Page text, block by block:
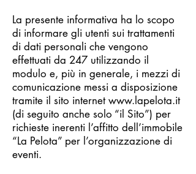
La presente informativa ha lo scopo
di informare gli utenti sui trattamenti
di dati personali che vengono
effettuati da 247 utilizzando il
modulo e, più in generale, i mezzi di
comunicazione messi a disposizione
tramite il sito internetwww.lapelota.it
(di seguito anche solo “il Sito”) per
richieste inerenti l’affitto dell’immobile
“La Pelota” per l’organizzazione di
eventi.